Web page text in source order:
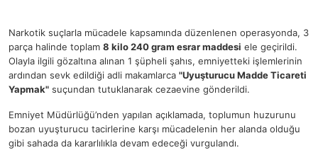
Narkotik suçlarla mücadele kapsamında düzenlenen operasyonda, 3
parça halinde toplam 8 kilo 240 gram esrar maddesi ele geçirildi.
Olayla ilgili gözaltına alınan 1 şüpheli şahıs, emniyetteki işlemlerinin
ardından sevk edildiği adli makamlarca "Uyuşturucu Madde Ticareti
Yapmak" suçundan tutuklanarak cezaevine gönderildi.
Emniyet Müdürlüğü’nden yapılan açıklamada, toplumun huzurunu
bozan uyuşturucu tacirlerine karşı mücadelenin her alanda olduğu
gibi sahada da kararlılıkla devam edeceği vurgulandı.